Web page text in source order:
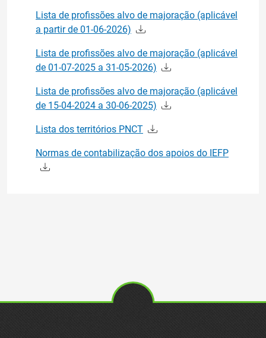
Lista de profissões alvo de majoração (aplicável
a partir de 01-06-2026)
Lista de profissões alvo de majoração (aplicável
de 01-07-2025 a 31-05-2026)
Lista de profissões alvo de majoração (aplicável
de 15-04-2024 a 30-06-2025)
Lista dos territórios PNCT
Normas de contabilização dos apoios do IEFP